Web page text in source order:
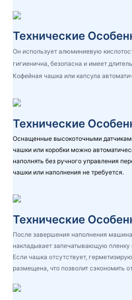
Технические
Он использует алюминиевую
гигиенична, безопасна и имеет
Кофейная чашка или капсула
Технические
Оснащенные высокоточными
чашки или коробки можно
наполнять без ручного управления
чашки или наполнения не требуется.
Технические
После завершения наполнения
накладывает запечатывающую
Если чашка отсутствует,
размещена, что позволит сэкономить